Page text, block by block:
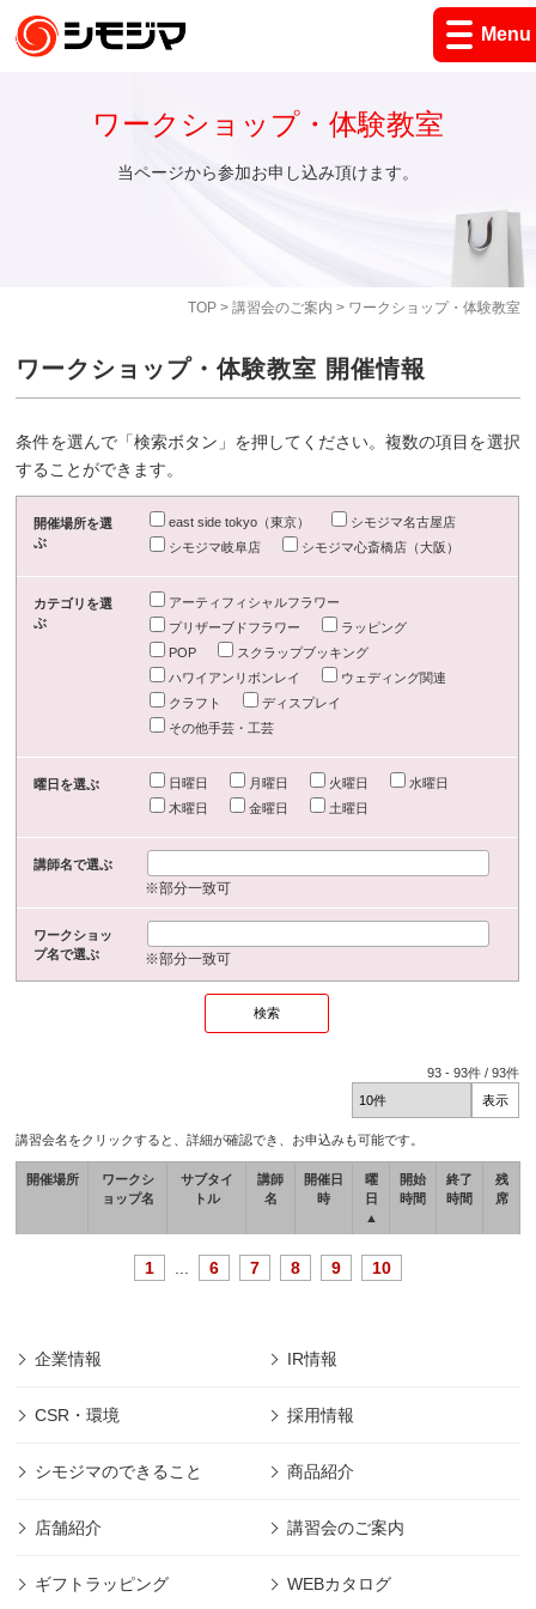
Menu
TOP> 講習会のご案内 > ワークショップ・体験教室
ワークショップ・体験教室
当ページから参加お申し込み頂けます。
ワークショップ・体験教室 開催情報
条件を選んで「検索ボタン」を押してください。複数の項目を選択
することができます。
開催場所を選
ぶ
east side tokyo（東京）
シモジマ名古屋店
シモジマ岐阜店
シモジマ心斎橋店（大阪）
カテゴリを選
ぶ
アーティフィシャルフラワー
プリザーブドフラワー
ラッピング
POP
スクラップブッキング
ハワイアンリボンレイ
ウェディング関連
クラフト
ディスプレイ
その他手芸・工芸
曜日を選ぶ 日曜日 月曜日 火曜日
水曜日
木曜日
金曜日 土曜日
講師名で選ぶ
※部分一致可
ワークショッ
プ名で選ぶ
※部分一致可
93 -93件 /93件
講習会名をクリックすると、詳細が確認でき、お申込みも可能です。
開催場所
ワークシ
ョップ名
サブタイ
トル
講師
名
開催日
時
曜
日
▲
開始
時間
終了
時間
残
席
1 6 7 8 9 10
企業情報 IR情報
CSR・環境 採用情報
シモジマのできること 商品紹介
店舗紹介 講習会のご案内
ギフトラッピング WEBカタログ